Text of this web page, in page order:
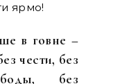
ярмо!
в говне –
чести, без
без